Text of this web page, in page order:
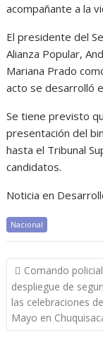
acompañante a la
El presidente del
Alianza Popular,
Mariana Prado
acto se desarrolló
Se tiene previsto
presentación del
hasta el Tribunal
candidatos.
Noticia en
Nacional
Navegación
de
entradas
Comando
despliegue de
las celebraciones
Mayo en